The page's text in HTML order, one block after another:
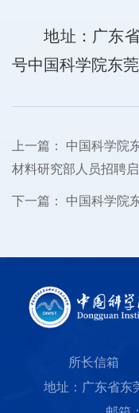
地址：广东
号中国科学院东
上一篇：
中国科学院
材料研究部人员招聘
下一篇： 中国科学院
所长信箱
地址：广东省东